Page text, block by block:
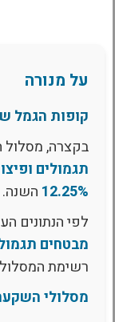
על מנורה
קופות הגמל
בקצרה,
תגמולים
12.25% השנה.
לפי הנתונים
מבטחים
רשימת
מסלולי